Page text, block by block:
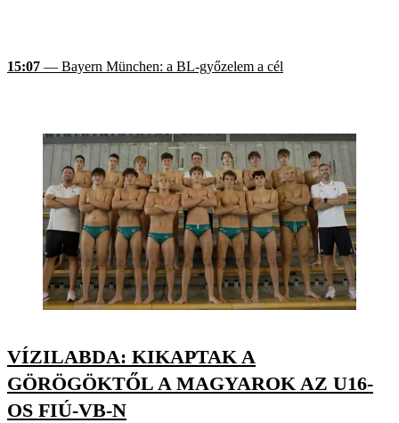
15:07 — Bayern München: a BL-győzelem a cél
VÍZILABDA: KIKAPTAK A
GÖRÖGÖKTŐL A MAGYAROK AZ U16-
OS FIÚ-VB-N